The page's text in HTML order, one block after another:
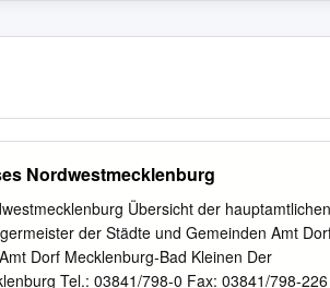
Nordwestmecklenburg
Übersicht der hauptamtlichen
der Städte und Gemeinden Amt
Dorf Mecklenburg‐Bad Kleinen Der
Tel.: 03841/798‐0 Fax: 03841/798‐226